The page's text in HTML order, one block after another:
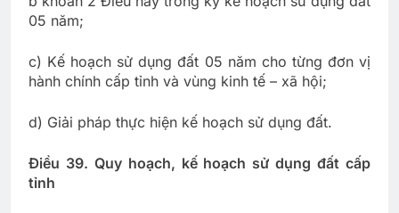
05 năm;
c) Kế hoạch sử dụng đất 05 năm cho từng đơn vị
hành chính cấp tỉnh và vùng kinh tế – xã hội;
d) Giải pháp thực hiện kế hoạch sử dụng đất.
Điều 39. Quy hoạch, kế hoạch sử dụng đất cấp
tỉnh